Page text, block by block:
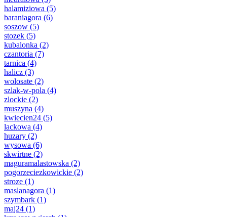
halamiziowa (5)
baraniagora (6)
soszow (5)
stozek (5)
kubalonka (2)
czantoria (7)
tarnica (4)
halicz (3)
wolosate (2)
szlak-w-pola (4)
zlockie (2)
muszyna (4)
kwiecien24 (5)
lackowa (4)
huzary (2)
wysowa (6)
skwirtne (2)
maguramalastowska (2)
pogorzeciezkowickie (2)
stroze (1)
maslanagora (1)
szymbark (1)
maj24 (1)